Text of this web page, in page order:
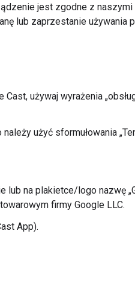
jest zgodne z
lub zaprzestanie używania
używaj wyrażenia
użyć sformułowania
lub na plakietce/logo nazwę
firmy Google LLC.
App).